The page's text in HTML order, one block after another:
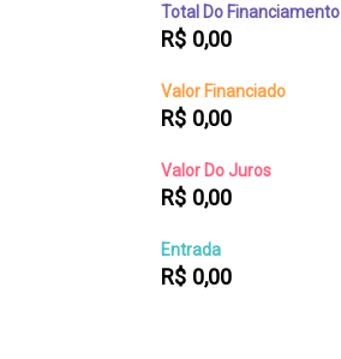
Total Do Financiamento
R$ 0,00
Valor Financiado
R$ 0,00
Valor Do Juros
R$ 0,00
Entrada
R$ 0,00